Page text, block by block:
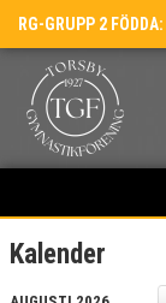
RG-GRUPP 2
HEM
NYHETER
Kalender